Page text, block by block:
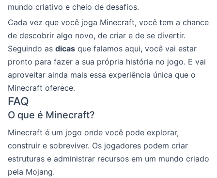
mundo criativo e cheio de desafios.
Cada vez que você joga Minecraft, você tem a chance
de descobrir algo novo, de criar e de se divertir.
Seguindo as dicas que falamos aqui, você vai estar
pronto para fazer a sua própria história no jogo. E vai
aproveitar ainda mais essa experiência única que o
Minecraft oferece.
FAQ
O que é Minecraft?
Minecraft é um jogo onde você pode explorar,
construir e sobreviver. Os jogadores podem criar
estruturas e administrar recursos em um mundo criado
pela Mojang.